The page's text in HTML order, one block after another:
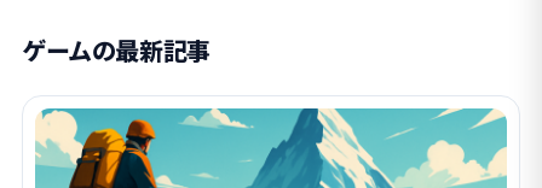
ゲームの最新記事